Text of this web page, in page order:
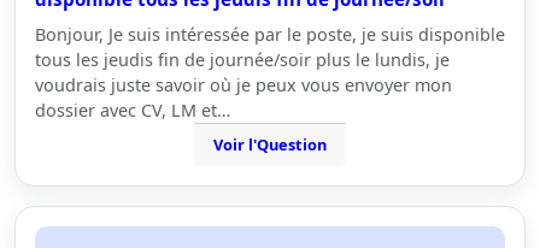
Bonjour, Je suis intéressée par le poste, je suis disponible
tous les jeudis fin de journée/soir plus le lundis, je
voudrais juste savoir où je peux vous envoyer mon
dossier avec CV, LM et…
Voir l'Question